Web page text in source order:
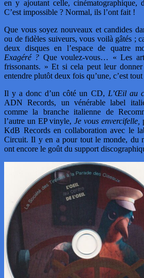
en y ajoutant celle,
C’est impossible ? Normal, ils l’ont fait !
Que vous soyez nouveaux et candides
ou de fidèles suiveurs, vous voilà gâtés ;
deux disques en l’espace de quatre
Exagéré ? Que voulez-vous… « Les
frissonants. » Et si cela peut leur
entendre plutôt deux fois qu’une, c’est
Il y a donc d’un côté un CD, L’Œil au
ADN Records, un vénérable label
comme la branche italienne de
l’autre un EP vinyle,Je vous envercifelle,
KdB Records en collaboration avec le
Circuit. Il y en a pour tout le monde, du
ont encore le goût du support